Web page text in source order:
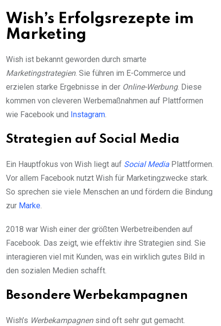
Wish’s Erfolgsrezepte im
Marketing
Wish ist bekannt geworden durch smarte
Marketingstrategien. Sie führen im E-Commerce und
erzielen starke Ergebnisse in der Online-Werbung. Diese
kommen von cleveren Werbemaßnahmen auf Plattformen
wie Facebook und Instagram.
Strategien auf Social Media
Ein Hauptfokus von Wish liegt auf Social Media Plattformen.
Vor allem Facebook nutzt Wish für Marketingzwecke stark.
So sprechen sie viele Menschen an und fördern die Bindung
zur Marke.
2018 war Wish einer der größten Werbetreibenden auf
Facebook. Das zeigt, wie effektiv ihre Strategien sind. Sie
interagieren viel mit Kunden, was ein wirklich gutes Bild in
den sozialen Medien schafft.
Besondere Werbekampagnen
Wish’s Werbekampagnensind oft sehr gut gemacht.